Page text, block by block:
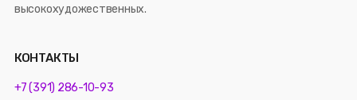
высокохудожественных.
КОНТАКТЫ
+7 (391) 286-10-93